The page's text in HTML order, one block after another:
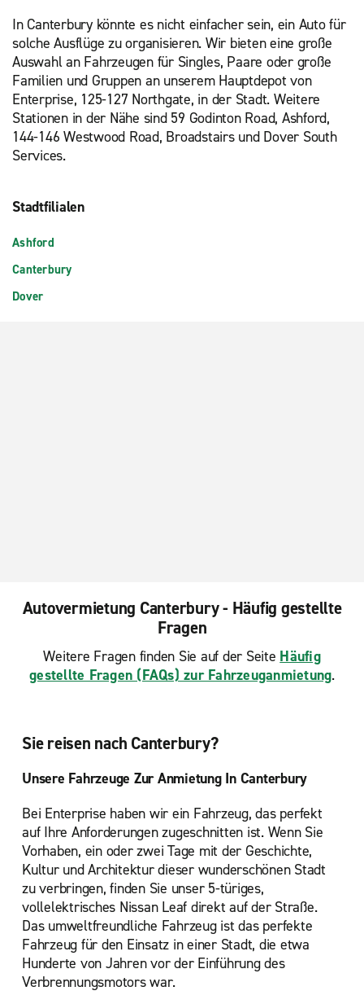
In Canterbury könnte es nicht einfacher sein, ein Auto für
solche Ausflüge zu organisieren. Wir bieten eine große
Auswahl an Fahrzeugen für Singles, Paare oder große
Familien und Gruppen an unserem Hauptdepot von
Enterprise, 125-127 Northgate, in der Stadt. Weitere
Stationen in der Nähe sind 59 Godinton Road, Ashford,
144-146 Westwood Road, Broadstairs und Dover South
Services.
Stadtfilialen
Ashford
Canterbury
Dover
Autovermietung Canterbury - Häufig gestellte
Fragen
Weitere Fragen finden Sie auf der Seite Häufig
gestellte Fragen (FAQs) zur Fahrzeuganmietung.
Sie reisen nach Canterbury?
Unsere Fahrzeuge Zur Anmietung In Canterbury
Bei Enterprise haben wir ein Fahrzeug, das perfekt
auf Ihre Anforderungen zugeschnitten ist. Wenn Sie
Vorhaben, ein oder zwei Tage mit der Geschichte,
Kultur und Architektur dieser wunderschönen Stadt
zu verbringen, finden Sie unser 5-türiges,
vollelektrisches Nissan Leaf direkt auf der Straße.
Das umweltfreundliche Fahrzeug ist das perfekte
Fahrzeug für den Einsatz in einer Stadt, die etwa
Hunderte von Jahren vor der Einführung des
Verbrennungsmotors war.